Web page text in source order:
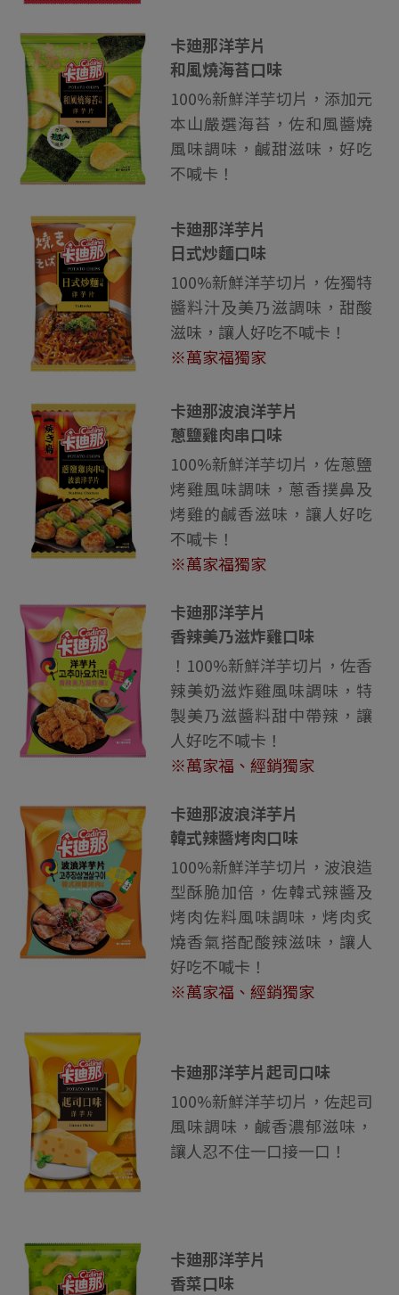
卡廸那洋芋片
和風燒海苔口味
100%新鮮洋芋切片，添加元
本山嚴選海苔，佐和風醬燒
風味調味，鹹甜滋味，好吃
不喊卡！
卡廸那洋芋片
日式炒麵口味
100%新鮮洋芋切片，佐獨特
醬料汁及美乃滋調味，甜酸
滋味，讓人好吃不喊卡！
※萬家福獨家
卡廸那波浪洋芋片
蔥鹽雞肉串口味
100%新鮮洋芋切片，佐蔥鹽
烤雞風味調味，蔥香撲鼻及
烤雞的鹹香滋味，讓人好吃
不喊卡！
※萬家福獨家
卡廸那洋芋片
香辣美乃滋炸雞口味
！100%新鮮洋芋切片，佐香
辣美奶滋炸雞風味調味，特
製美乃滋醬料甜中帶辣，讓
人好吃不喊卡！
※萬家福、經銷獨家
卡廸那波浪洋芋片
韓式辣醬烤肉口味
100%新鮮洋芋切片，波浪造
型酥脆加倍，佐韓式辣醬及
烤肉佐料風味調味，烤肉炙
燒香氣搭配酸辣滋味，讓人
好吃不喊卡！
※萬家福、經銷獨家
卡廸那洋芋片起司口味
100%新鮮洋芋切片，佐起司
風味調味，鹹香濃郁滋味，
讓人忍不住一口接一口！
卡廸那洋芋片
香菜口味